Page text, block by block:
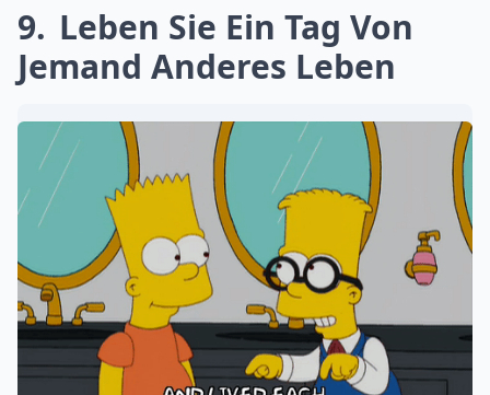
9 Leben Sie Ein Tag Von
Jemand Anderes Leben